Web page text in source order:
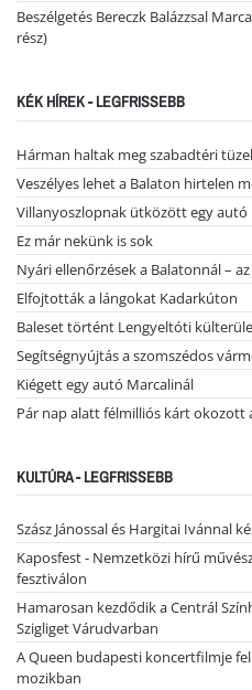
Beszélgetés Bereczk Balázzsal
rész)
KÉK HÍREK - LEGFRISSEBB
Hárman haltak meg szabadtéri
Veszélyes lehet a Balaton hirtelen
Villanyoszlopnak ütközött egy
Ez már nekünk is sok
Nyári ellenőrzések a Balatonnál –
Elfojtották a lángokat Kadarkúton
Baleset történt Lengyeltóti
Segítségnyújtás a szomszédos
Kiégett egy autó Marcalinál
Pár nap alatt félmilliós kárt okozott
KULTÚRA - LEGFRISSEBB
Szász Jánossal és Hargitai Ivánnal
Kaposfest - Nemzetközi hírű
fesztiválon
Hamarosan kezdődik a Centrál
Szigliget Várudvarban
A Queen budapesti koncertfilmje
mozikban